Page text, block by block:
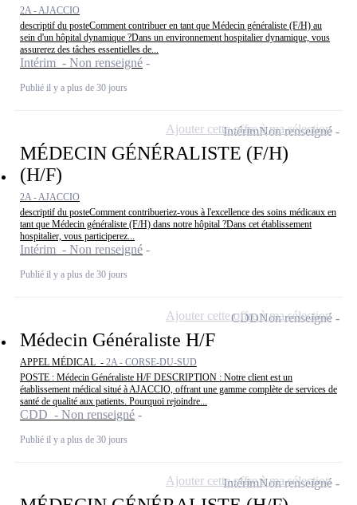
2A - AJACCIO
descriptif du posteComment contribuer en tant que Médecin généraliste (F/H) au
sein d'un hôpital dynamique ?Dans un environnement hospitalier dynamique, vous
assurerez des tâches essentielles de...
Intérim - Non renseigné
Publié il y a plus de 30 jours
MÉDECIN GÉNÉRALISTE (F/H)
(H/F)
2A - AJACCIO
descriptif du posteComment contribueriez-vous à l'excellence des soins médicaux en
tant que Médecin généraliste (F/H) dans notre hôpital ?Dans cet établissement
hospitalier, vous participerez...
Intérim - Non renseigné
Publié il y a plus de 30 jours
IntérimNon renseigné
Ajouter cette offre à ma sélection
Médecin Généraliste H/F
APPEL MÉDICAL - 2A - CORSE-DU-SUD
POSTE : Médecin Généraliste H/F DESCRIPTION : Notre client est un
établissement médical situé à AJACCIO, offrant une gamme complète de services de
santé de qualité aux patients. Pourquoi rejoindre...
CDD - Non renseigné
Publié il y a plus de 30 jours
CDDNon renseigné
Ajouter cette offre à ma sélection
IntérimNon renseigné
Ajouter cette offre à ma sélection